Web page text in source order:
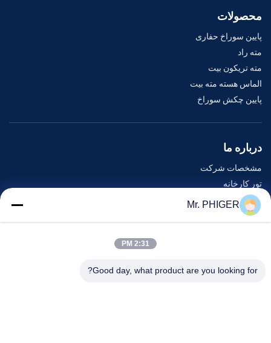
محصولات
پایین سوراخ حفاری
مته راد
مته تریکون بیت
الماس هسته مته بیت
پایین چکش سوراخ
درباره ما
مشخصات شرکت
تور کارخانه
کنترل کیفیت
نقشه سایت
رویدادها
Mr. PHIGER
2:31 PM
Good day, what product are you looking for?